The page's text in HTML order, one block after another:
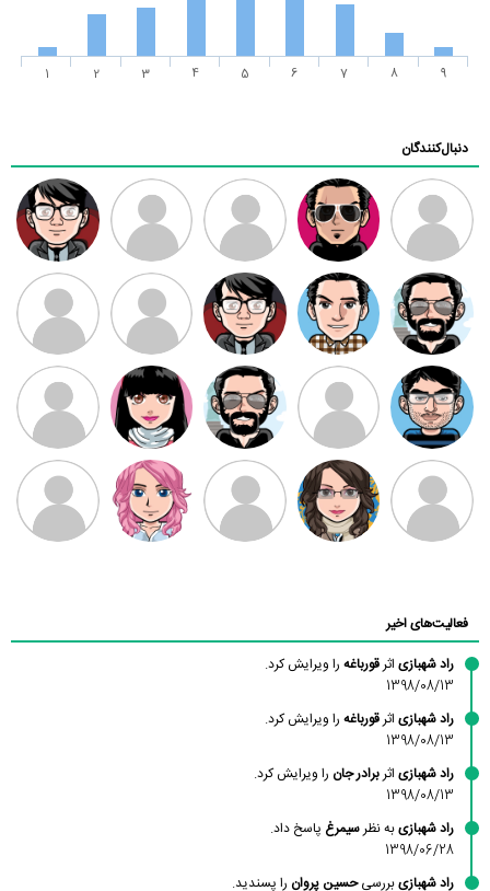
1 2 3 4 5 6 7 8 9
دنبال‌کنندگان
ممدرضا رضا کاظمی زهرا ~ ابتین
سید محمد
موسوی
مهدی فرهمند مهدی سلطانی داود رضیی
طرفدار میلی
بابی براون
کیوان کیانی
سامان راحمی امیردلتا امیروو ملیکا منتظری عارفه داستانپور
فعالیت‌های اخیر
راد شهبازی اثرقورباغه را ویرایش کرد.
1398/08/13
راد شهبازی اثرقورباغه را ویرایش کرد.
1398/08/13
راد شهبازی اثربرادر جان را ویرایش کرد.
1398/08/13
راد شهبازیبه نظرسیمرغ پاسخ داد.
1398/06/28
راد شهبازیبررسیحسین پروان را پسندید.